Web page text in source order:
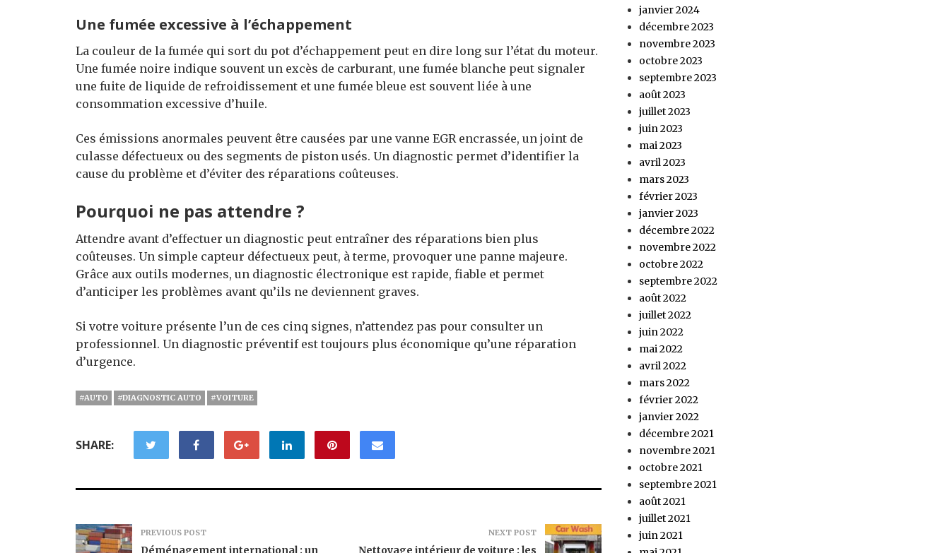
Une fumée excessive à l’échappement
La couleur de la fumée qui sort du pot d’échappement peut en dire long sur l’état du moteur.
Une fumée noire indique souvent un excès de carburant, une fumée blanche peut signaler
une fuite de liquide de refroidissement et une fumée bleue est souvent liée à une
consommation excessive d’huile.
Ces émissions anormales peuvent être causées par une vanne EGR encrassée, un joint de
culasse défectueux ou des segments de piston usés. Un diagnostic permet d’identifier la
cause du problème et d’éviter des réparations coûteuses.
Pourquoi ne pas attendre ?
Attendre avant d’effectuer un diagnostic peut entraîner des réparations bien plus
coûteuses. Un simple capteur défectueux peut, à terme, provoquer une panne majeure.
Grâce aux outils modernes, un diagnostic électronique est rapide, fiable et permet
d’anticiper les problèmes avant qu’ils ne deviennent graves.
Si votre voiture présente l’un de ces cinq signes, n’attendez pas pour consulter un
professionnel. Un diagnostic préventif est toujours plus économique qu’une réparation
d’urgence.
#AUTO #DIAGNOSTIC AUTO #VOITURE
SHARE:
PREVIOUS POST
Déménagement international : un
NEXT POST
Nettoyage intérieur de voiture : les
janvier 2024
décembre 2023
novembre 2023
octobre 2023
septembre 2023
août 2023
juillet 2023
juin 2023
mai 2023
avril 2023
mars 2023
février 2023
janvier 2023
décembre 2022
novembre 2022
octobre 2022
septembre 2022
août 2022
juillet 2022
juin 2022
mai 2022
avril 2022
mars 2022
février 2022
janvier 2022
décembre 2021
novembre 2021
octobre 2021
septembre 2021
août 2021
juillet 2021
juin 2021